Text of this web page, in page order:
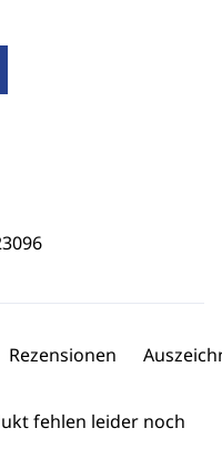
Rezensionen
fehlen leider noch